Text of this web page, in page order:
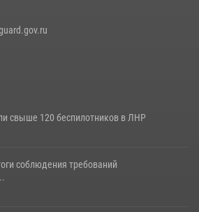
свыше 120 беспилотников в ЛНР
соблюдения требований